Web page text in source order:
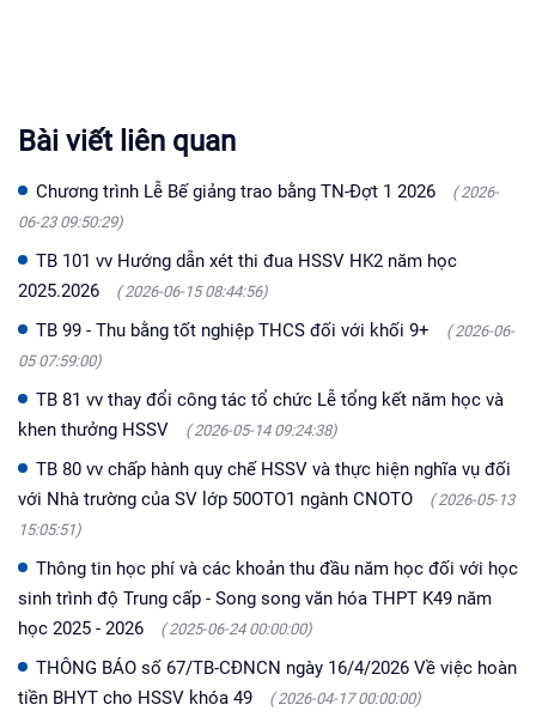
Bài viết liên quan
Chương trình Lễ Bế giảng trao bằng TN-Đợt 1 2026
( 2026-
06-23 09:50:29)
TB 101 vv Hướng dẫn xét thi đua HSSV HK2 năm học
2025.2026
( 2026-06-15 08:44:56)
TB 99 - Thu bằng tốt nghiệp THCS đối với khối 9+
( 2026-06-
05 07:59:00)
TB 81 vv thay đổi công tác tổ chức Lễ tổng kết năm học và
khen thưởng HSSV
( 2026-05-14 09:24:38)
TB 80 vv chấp hành quy chế HSSV và thực hiện nghĩa vụ đối
với Nhà trường của SV lớp 50OTO1 ngành CNOTO
( 2026-05-13
15:05:51)
Thông tin học phí và các khoản thu đầu năm học đối với học
sinh trình độ Trung cấp - Song song văn hóa THPT K49 năm
học 2025 - 2026
( 2025-06-24 00:00:00)
THÔNG BÁO số 67/TB-CĐNCN ngày 16/4/2026 Về việc hoàn
tiền BHYT cho HSSV khóa 49
( 2026-04-17 00:00:00)